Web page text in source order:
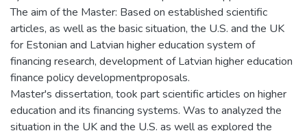
The aim of the Master: Based on established scientific
articles, as well as the basic situation, the U.S. and the UK
for Estonian and Latvian higher education system of
financing research, development of Latvian higher education
finance policy developmentproposals.
Master's dissertation, took part scientific articles on higher
education and its financing systems. Was to analyzed the
situation in the UK and the U.S. as well as explored the